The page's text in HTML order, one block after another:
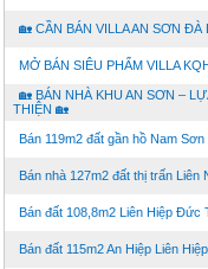
🏡 CẦN BÁN VILLA AN SƠN ĐÀ
MỞ BÁN SIÊU PHẨM VILLA
🏡 BÁN NHÀ KHU AN SƠN –
THIỆN 🏡
Bán 119m2 đất gần hồ Nam
Bán nhà 127m2 đất thị trấn Liên
Bán đất 108,8m2 Liên Hiệp Đức
Bán đất 115m2 An Hiệp Liên